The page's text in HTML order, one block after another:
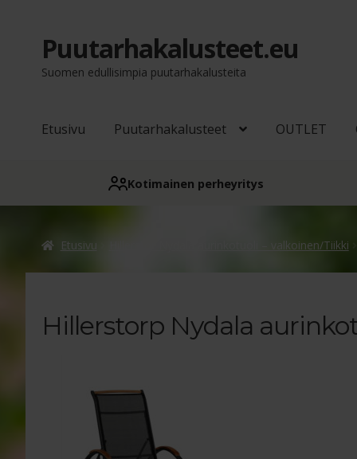
Siirry
navigointiin
Siirry
sisältöön
Puutarhakalusteet.eu
Suomen edullisimpia puutarhakalusteita
Etusivu Puutarhakalusteet OUTLET
Kotimainen perheyritys
Etusivu Hillerstor Nydala aurinkotuoli – valkoinen/Tiikki
Hillerstorp Nydala